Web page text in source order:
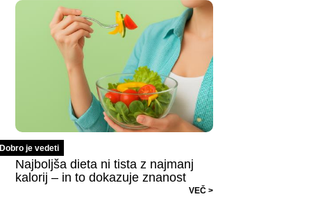
Dobro je vedeti
Najboljša dieta ni tista z najmanj
kalorij – in to dokazuje znanost
VEČ >